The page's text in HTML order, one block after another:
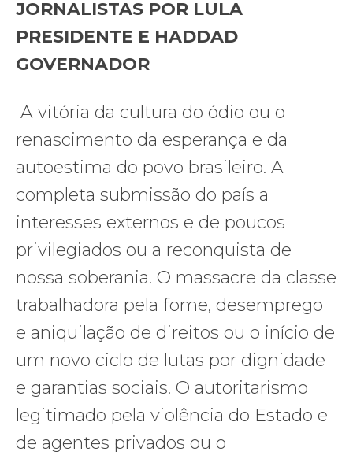
JORNALISTAS POR LULA
PRESIDENTE E HADDAD
GOVERNADOR
A vitória da cultura do ódio ou o
renascimento da esperança e da
autoestima do povo brasileiro. A
completa submissão do país a
interesses externos e de poucos
privilegiados ou a reconquista de
nossa soberania. O massacre da classe
trabalhadora pela fome, desemprego
e aniquilação de direitos ou o início de
um novo ciclo de lutas por dignidade
e garantias sociais. O autoritarismo
legitimado pela violência do Estado e
de agentes privados ou o